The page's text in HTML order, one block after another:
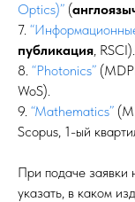
Optics)” (
7.
публикация, RSCI).
8. “Photonics”
WoS).
9. “Mathematics”
Scopus, 1-ый
При подаче заявки
указать, в каком